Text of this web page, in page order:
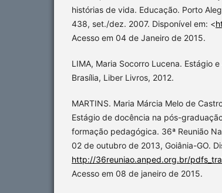
histórias de vida. Educação. Porto
438, set./dez. 2007. Disponível em: <
Acesso em 04 de Janeiro de 2015.
LIMA, Maria Socorro Lucena. Estágio
Brasília, Liber Livros, 2012.
MARTINS. Maria Márcia Melo de
Estágio de docência na pós-
formação pedagógica. 36ª Reunião
02 de outubro de 2013, Goiânia-GO.
http://36reuniao.anped.org.br/
Acesso em 08 de janeiro de 2015.